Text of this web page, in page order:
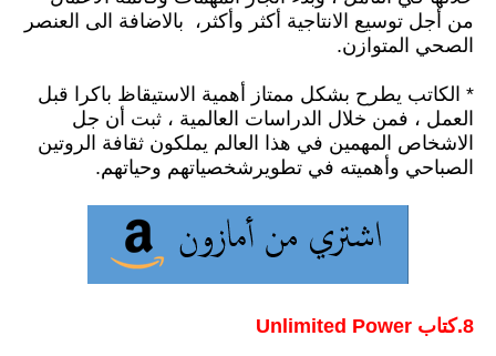
من أجل توسيع الانتاجية أكثر وأكثر ،
بالاضافة الى العنصر
الصحي المتوازن.
* الكاتب يطرح بشكل ممتاز أهمية الاستيقاظ باكرا قبل
العمل ، فمن خلال الدراسات العالمية ، ثبت أن جل
الاشخاص المهمين في هذا العالم يملكون ثقافة الروتين
الصباحي وأهميته في تطويرشخصياتهم وحياتهم.
8.كتاب Unlimited Power